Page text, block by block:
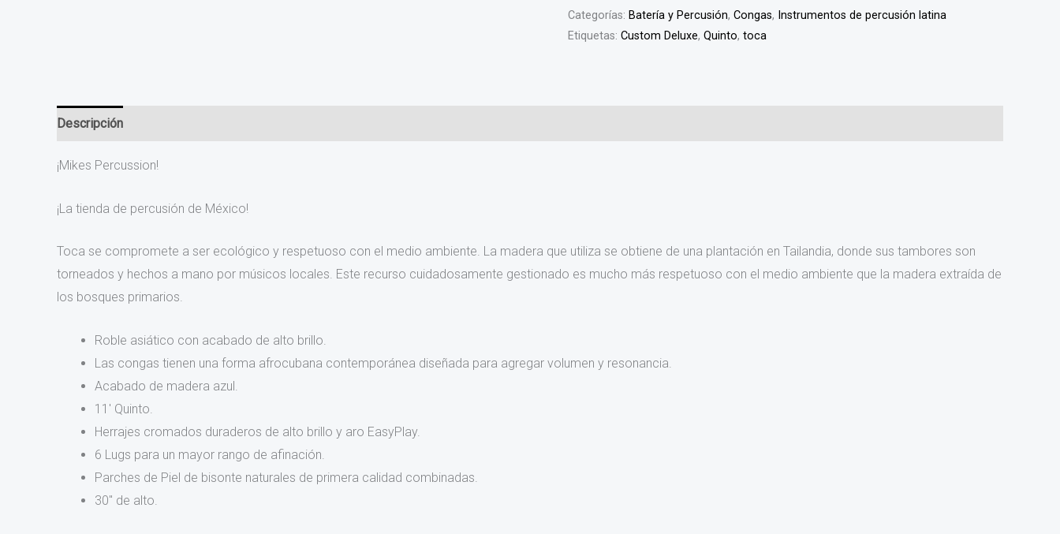
Categorías: Batería y Percusión, Congas, Instrumentos de percusión latina
Etiquetas: Custom Deluxe, Quinto, toca
Descripción
¡Mikes Percussion!
¡La tienda de percusión de México!
Toca se compromete a ser ecológico y respetuoso con el medio ambiente. La madera que utiliza se obtiene de una plantación en Tailandia, donde sus tambores son
torneados y hechos a mano por músicos locales. Este recurso cuidadosamente gestionado es mucho más respetuoso con el medio ambiente que la madera extraída de
los bosques primarios.
Roble asiático con acabado de alto brillo.
Las congas tienen una forma afrocubana contemporánea diseñada para agregar volumen y resonancia.
Acabado de madera azul.
11′ Quinto.
Herrajes cromados duraderos de alto brillo y aro EasyPlay.
6 Lugs para un mayor rango de afinación.
Parches de Piel de bisonte naturales de primera calidad combinadas.
30″ de alto.